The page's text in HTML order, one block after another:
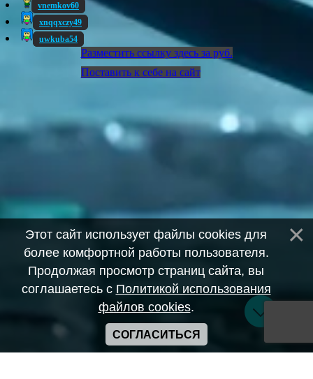
vnemkov60
xnqqxczy49
uwkuba54
Разместить ссылку здесь за руб.
Поставить к себе на сайт
Этот сайт использует файлы cookies для
более комфортной работы пользователя.
Продолжая просмотр страниц сайта, вы
соглашаетесь с Политикой использования
файлов cookies.
СОГЛАСИТЬСЯ